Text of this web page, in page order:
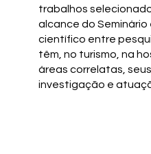
trabalhos
alcance do
científico entre
têm, no turismo, na
áreas correlatas,
investigação e